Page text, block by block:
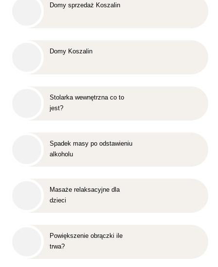
Domy sprzedaż Koszalin
Domy Koszalin
Stolarka wewnętrzna co to
jest?
Spadek masy po odstawieniu
alkoholu
Masaże relaksacyjne dla
dzieci
Powiększenie obrączki ile
trwa?